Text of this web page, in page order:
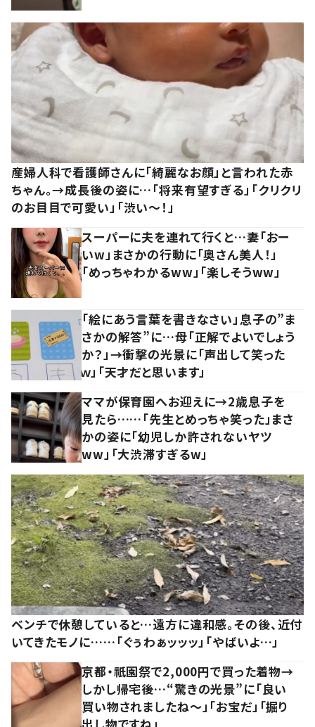
産婦人科で看護師さんに「綺麗なお顔」と言われた赤
ちゃん。→成長後の姿に…「将来有望すぎる」「クリクリ
のお目目で可愛い」「渋い～！」
スーパーに夫を連れて行くと…妻「おー
いw」まさかの行動に「奥さん美人！」
「めっちゃわかるww」「楽しそうww」
「絵にあう言葉を書きなさい」息子の”ま
さかの解答”に…母「正解でよいでしょう
か？」→衝撃の光景に「声出して笑った
ｗ」「天才だと思います」
ママが保育園へお迎えに→2歳息子を
見たら……「先生とめっちゃ笑った」まさ
かの姿に「幼児しか許されないヤツ
ww」「大渋滞すぎるw」
ベンチで休憩していると…遠方に違和感。その後、近付
いてきたモノに……「ぐぅわぁッッッ」「やばいよ…」
京都・祇園祭で2,000円で買った着物→
しかし帰宅後…“驚きの光景”に「良い
買い物されましたね～」「お宝だ」「掘り